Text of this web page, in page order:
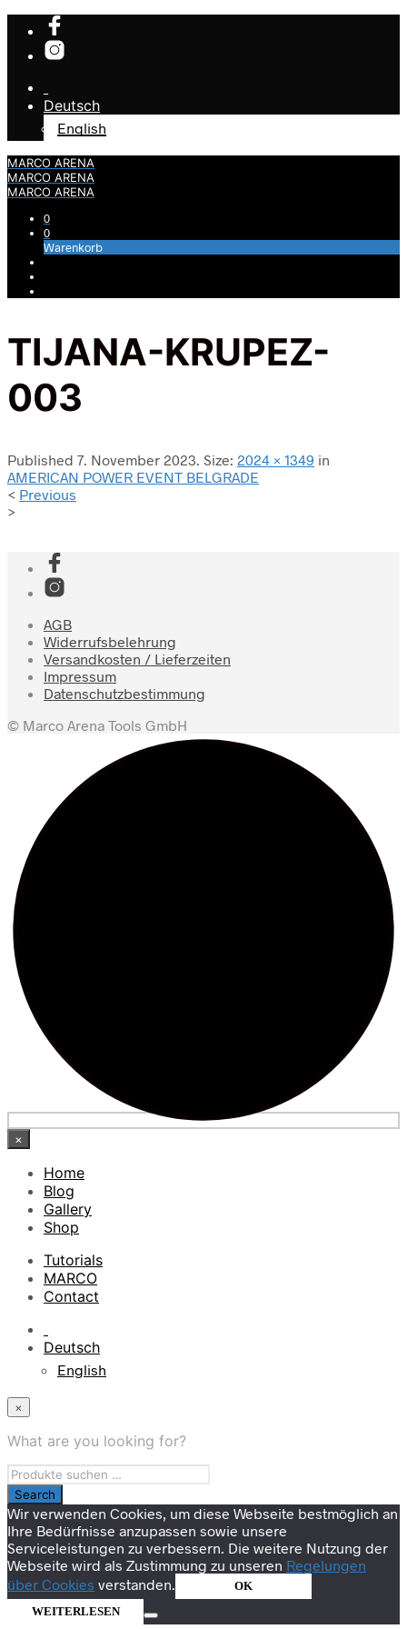
Deutsch
English
MARCO ARENA
MARCO ARENA
MARCO ARENA
0
0
Warenkorb
TIJANA-KRUPEZ-
003
Published 7. November 2023. Size: 2024 × 1349 in
AMERICAN POWER EVENT BELGRADE
< Previous
>
AGB
Widerrufsbelehrung
Versandkosten / Lieferzeiten
Impressum
Datenschutzbestimmung
© Marco Arena Tools GmbH
×
Home
Blog
Gallery
Shop
Tutorials
MARCO
Contact
Deutsch
English
×
What are you looking for?
Wir verwenden Cookies, um diese Webseite bestmöglich an
Ihre Bedürfnisse anzupassen sowie unsere
Serviceleistungen zu verbessern. Die weitere Nutzung der
Webseite wird als Zustimmung zu unseren Regelungen
über Cookies verstanden.
OK
WEITERLESEN